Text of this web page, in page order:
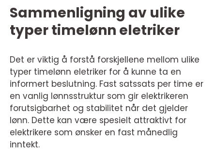
Sammenligning av ulike
typer timelønn eletriker
Det er viktig å forstå forskjellene mellom ulike
typer timelønn eletriker for å kunne ta en
informert beslutning. Fast satssats per time er
en vanlig lønnsstruktur som gir elektrikeren
forutsigbarhet og stabilitet når det gjelder
lønn. Dette kan være spesielt attraktivt for
elektrikere som ønsker en fast månedlig
inntekt.